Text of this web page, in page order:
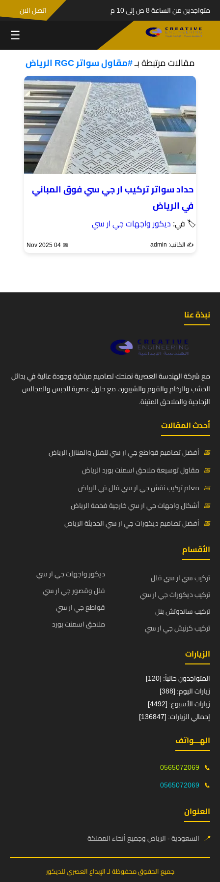
متواجدين من الساعة 8 ص إلى 10 م اتصل الان
☰
مقالات مرتبطة بـ#مقاول سواتر RGC الرياض
حداد سواتر تركيب ار جي سي فوق المباني
في الرياض
🏷 في: ديكور واجهات جي ار سي
✍️ الكاتب: admin 📅 04 Nov 2025
نبذة عنا
مع شركة الهندسة العصرية نمنحك تصاميم مبتكرة وجودة عالية في بدائل
الخشب والرخام والفوم والشيبورد، مع حلول عصرية للجبس والمجالس
الزجاجية والملاحق المتينة.
أحدث المقالات
📅 أفضل تصاميم قواطع جي ار سي للفلل والمنازل الرياض
📅 مقاول توسيعة ملاحق اسمنت بورد الرياض
📅 معلم تركيب نقش جي ار سي فلل في الرياض
📅 أشكال واجهات جي ار سي خارجية فخمة الرياض
📅 أفضل تصاميم ديكورات جي ار سي الحديثة الرياض
الأقسام
تركيب سي ار سي فلل
تركيب ديكورات جي ار سي
تركيب ساندوتش بنل
تركيب كرنيش جي ار سي
ديكور واجهات جي ار سي
فلل وقصور جي ار سي
قواطع جي ار سي
ملاحق اسمنت بورد
الزيارات
المتواجدون حالياً: [120]
زيارات اليوم: [388]
زيارات الأسبوع: [4492]
إجمالي الزيارات: [136847]
الهـــواتف
📞
0565072069
📞
0565072069
العنوان
📍 السعودية - الرياض وجميع أنحاء المملكة
جميع الحقوق محفوظة لـ الإبداع العصري للديكور